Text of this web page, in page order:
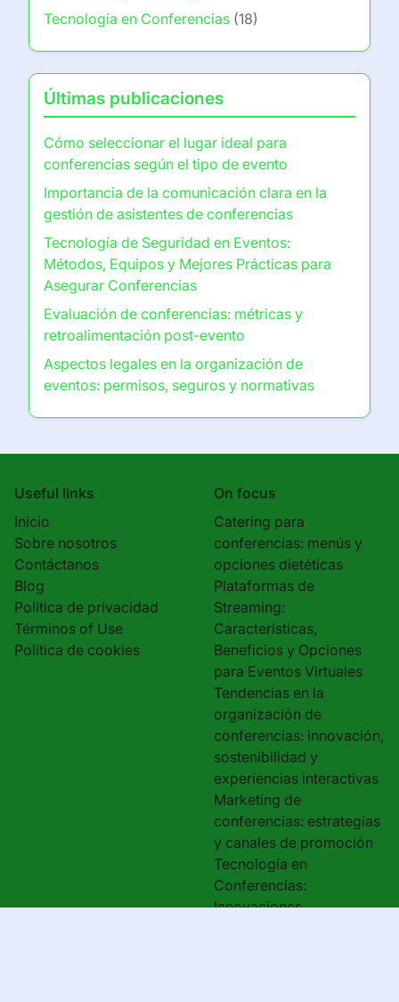
Tecnología en Conferencias (18)
Últimas publicaciones
Cómo seleccionar el lugar ideal para
conferencias según el tipo de evento
Importancia de la comunicación clara en la
gestión de asistentes de conferencias
Tecnología de Seguridad en Eventos:
Métodos, Equipos y Mejores Prácticas para
Asegurar Conferencias
Evaluación de conferencias: métricas y
retroalimentación post-evento
Aspectos legales en la organización de
eventos: permisos, seguros y normativas
Useful links
Inicio
Sobre nosotros
Contáctanos
Blog
Política de privacidad
Términos of Use
Política de cookies
On focus
Catering para
conferencias: menús y
opciones dietéticas
Plataformas de
Streaming:
Características,
Beneficios y Opciones
para Eventos Virtuales
Tendencias en la
organización de
conferencias: innovación,
sostenibilidad y
experiencias interactivas
Marketing de
conferencias: estrategias
y canales de promoción
Tecnología en
Conferencias:
Innovaciones,